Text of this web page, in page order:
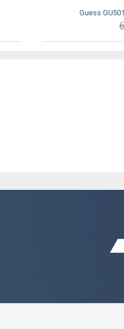
Guess